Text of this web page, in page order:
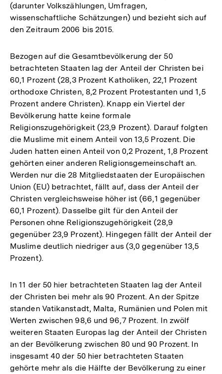
(darunter Volkszählungen, Umfragen,
wissenschaftliche Schätzungen) und bezieht sich auf
den Zeitraum 2006 bis 2015.
Bezogen auf die Gesamtbevölkerung der 50
betrachteten Staaten lag der Anteil der Christen bei
60,1 Prozent (28,3 Prozent Katholiken, 22,1 Prozent
orthodoxe Christen, 8,2 Prozent Protestanten und 1,5
Prozent andere Christen). Knapp ein Viertel der
Bevölkerung hatte keine formale
Religionszugehörigkeit (23,9 Prozent). Darauf folgten
die Muslime mit einem Anteil von 13,5 Prozent. Die
Juden hatten einen Anteil von 0,2 Prozent, 1,8 Prozent
gehörten einer anderen Religionsgemeinschaft an.
Werden nur die 28 Mitgliedstaaten der Europäischen
Union (EU) betrachtet, fällt auf, dass der Anteil der
Christen vergleichsweise höher ist (66,1 gegenüber
60,1 Prozent). Dasselbe gilt für den Anteil der
Personen ohne Religionszugehörigkeit (28,9
gegenüber 23,9 Prozent). Hingegen fällt der Anteil der
Muslime deutlich niedriger aus (3,0 gegenüber 13,5
Prozent).
In 11 der 50 hier betrachteten Staaten lag der Anteil
der Christen bei mehr als 90 Prozent. An der Spitze
standen Vatikanstadt, Malta, Rumänien und Polen mit
Werten zwischen 98,6 und 96,7 Prozent. In zwölf
weiteren Staaten Europas lag der Anteil der Christen
an der Bevölkerung zwischen 80 und 90 Prozent. In
insgesamt 40 der 50 hier betrachteten Staaten
gehörte mehr als die Hälfte der Bevölkerung zu einer